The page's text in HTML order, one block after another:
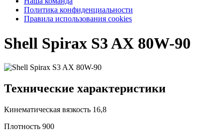
Политика конфиденциальности
Правила использования cookies
Shell Spirax S3 AX 80W-90
Технические характеристики
Кинематическая вязкость 16,8
Плотность 900